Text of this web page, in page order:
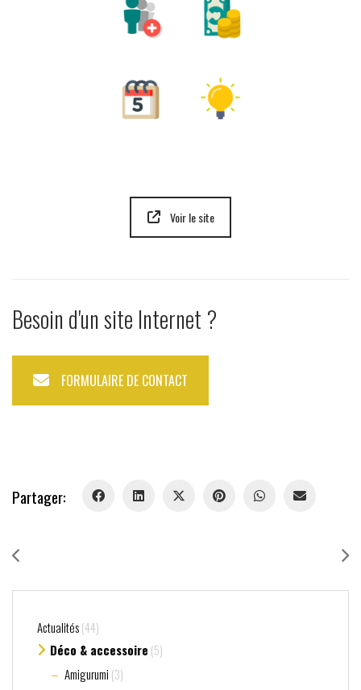
Voir le site
Besoin d'un site Internet ?
FORMULAIRE DE CONTACT
Partager:
Actualités(44)
Déco & accessoire (5)
Amigurumi (3)